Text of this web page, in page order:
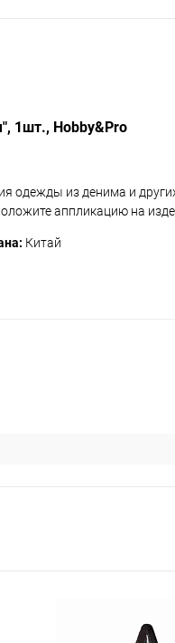
1шт., Hobby&Pro
из денима и
аппликацию на
Китай